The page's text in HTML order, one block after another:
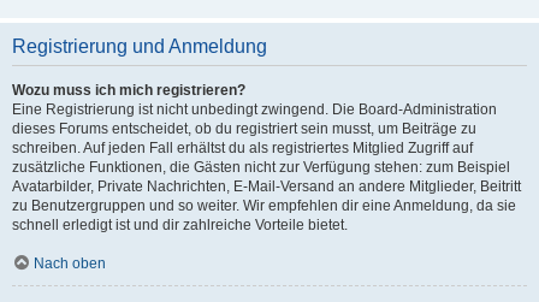
Registrierung und Anmeldung
Wozu muss ich mich registrieren?
Eine Registrierung ist nicht unbedingt zwingend. Die Board-Administration
dieses Forums entscheidet, ob du registriert sein musst, um Beiträge zu
schreiben. Auf jeden Fall erhältst du als registriertes Mitglied Zugriff auf
zusätzliche Funktionen, die Gästen nicht zur Verfügung stehen: zum Beispiel
Avatarbilder, Private Nachrichten, E-Mail-Versand an andere Mitglieder, Beitritt
zu Benutzergruppen und so weiter. Wir empfehlen dir eine Anmeldung, da sie
schnell erledigt ist und dir zahlreiche Vorteile bietet.
Nach oben